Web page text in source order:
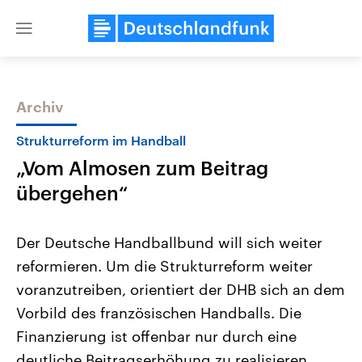
Close
Themen
Landtagswahl Sachsen-Anhalt
2026
Alle Informationen
Sachsen-Anhalt wählt am 6.
September 2026 einen neuen
Landtag. Seit 2021 wird das
Bundesland von einer Koalition aus
USA
Aktuelle Beiträge,
Hintergründe
Wirtschaftlich und
gehören die Vereinigten
den mächtigsten Ländern
mit großem Einfluss auf
Archiv
Strukturreform im Handball
„Vom Almosen zum Beitrag
übergehen“
Der Deutsche Handballbund will sich weiter
reformieren. Um die Strukturreform weiter
voranzutreiben, orientiert der DHB sich an dem
Vorbild des französischen Handballs. Die
Finanzierung ist offenbar nur durch eine